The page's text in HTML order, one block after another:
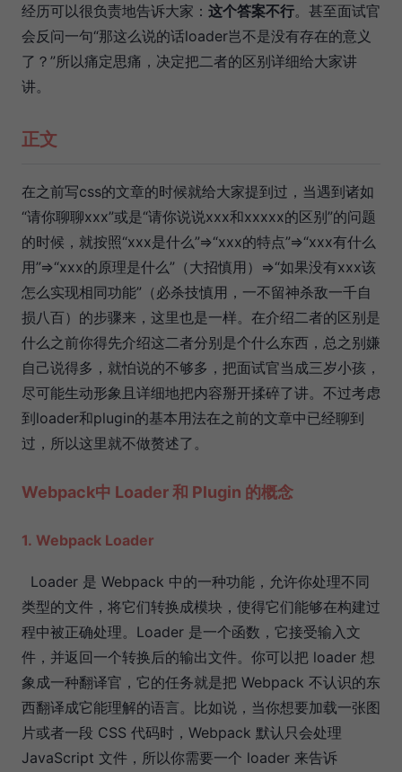
经历可以很负责地告诉大家： 这个答案不行。甚至面试官
会反问一句“那这么说的话loader岂不是没有存在的意义
了？”所以痛定思痛，决定把二者的区别详细给大家讲
讲。
正文
在之前写css的文章的时候就给大家提到过，当遇到诸如
“请你聊聊xxx”或是“请你说说xxx和xxxxx的区别”的问题
的时候，就按照“xxx是什么”=>“xxx的特点”=>“xxx有什么
用”=>“xxx的原理是什么”（大招慎用）=>“如果没有xxx该
怎么实现相同功能”（必杀技慎用，一不留神杀敌一千自
损八百）的步骤来，这里也是一样。在介绍二者的区别是
什么之前你得先介绍这二者分别是个什么东西，总之别嫌
自己说得多，就怕说的不够多，把面试官当成三岁小孩，
尽可能生动形象且详细地把内容掰开揉碎了讲。不过考虑
到loader和plugin的基本用法在之前的文章中已经聊到
过，所以这里就不做赘述了。
Webpack中 Loader 和 Plugin 的概念
1. Webpack Loader
Loader 是 Webpack 中的一种功能，允许你处理不同
类型的文件，将它们转换成模块，使得它们能够在构建过
程中被正确处理。Loader 是一个函数，它接受输入文
件，并返回一个转换后的输出文件。你可以把 loader 想
象成一种翻译官，它的任务就是把 Webpack 不认识的东
西翻译成它能理解的语言。比如说，当你想要加载一张图
片或者一段 CSS 代码时，Webpack 默认只会处理
JavaScript 文件，所以你需要一个 loader 来告诉